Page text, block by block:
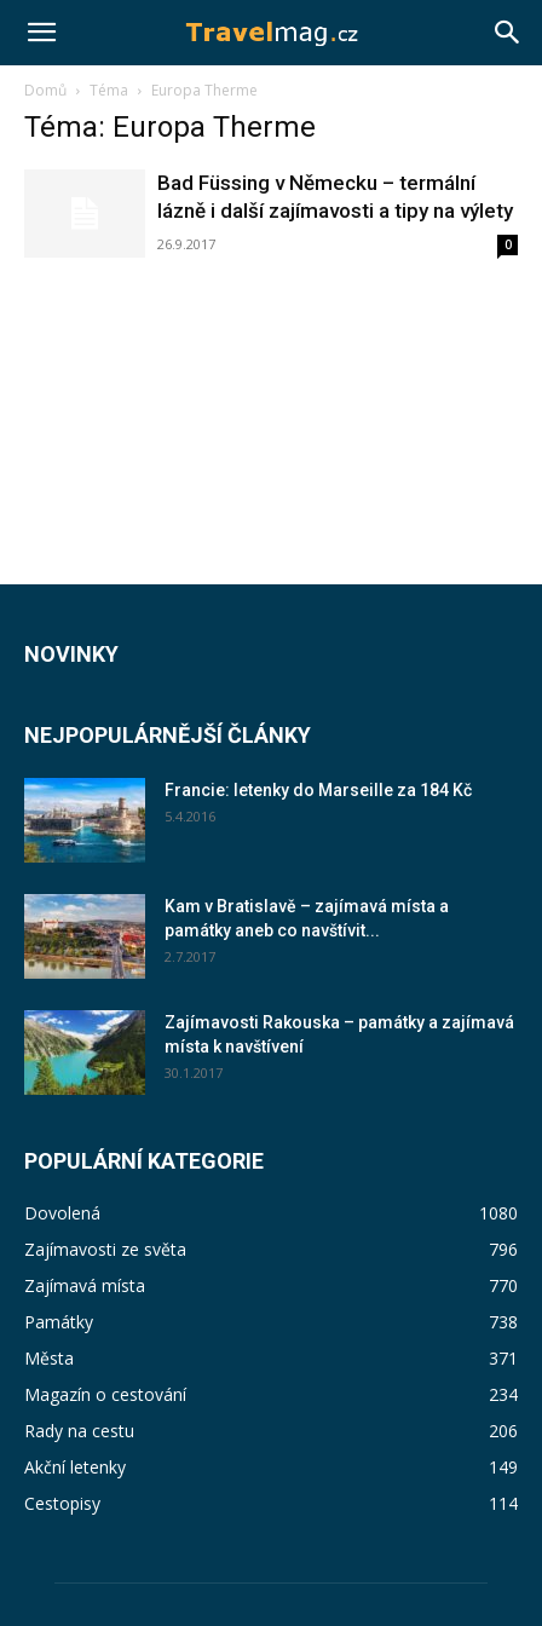
Travelmag.cz
Domů Téma Europa Therme
Téma: Europa Therme
Bad Füssing v Německu – termální
lázně i další zajímavosti a tipy na výlety
26.9.2017 0
NOVINKY
NEJPOPULÁRNĚJŠÍ ČLÁNKY
Francie: letenky do Marseille za 184 Kč
5.4.2016
Kam v Bratislavě – zajímavá místa a
památky aneb co navštívit...
2.7.2017
Zajímavosti Rakouska – památky a zajímavá
místa k navštívení
30.1.2017
POPULÁRNÍ KATEGORIE
Dovolená
1080
Zajímavosti ze světa
796
Zajímavá místa
770
Památky
738
Města
371
Magazín o cestování
234
Rady na cestu
206
Akční letenky
149
Cestopisy
114